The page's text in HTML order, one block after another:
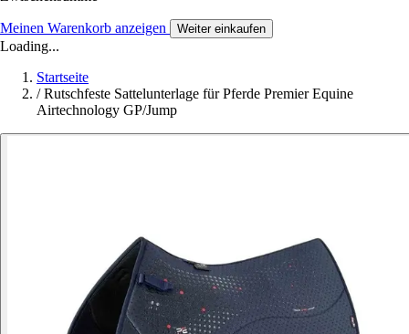
Meinen Warenkorb anzeigen Weiter einkaufen
Loading...
Startseite
/ Rutschfeste Sattelunterlage für Pferde Premier Equine
Airtechnology GP/Jump